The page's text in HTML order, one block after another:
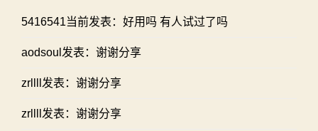
5416541当前发表：好用吗 有人试过了吗
aodsoul发表：谢谢分享
zrllll发表：谢谢分享
zrllll发表：谢谢分享